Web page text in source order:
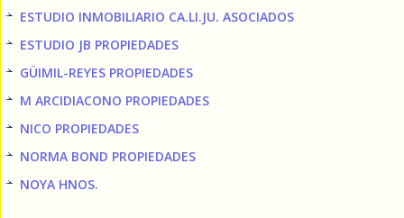
ESTUDIO INMOBILIARIO CA.LI.JU. ASOCIADOS
ESTUDIO JB PROPIEDADES
GÜIMIL-REYES PROPIEDADES
M ARCIDIACONO PROPIEDADES
NICO PROPIEDADES
NORMA BOND PROPIEDADES
NOYA HNOS.